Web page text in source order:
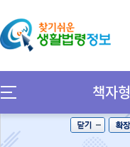
책자형